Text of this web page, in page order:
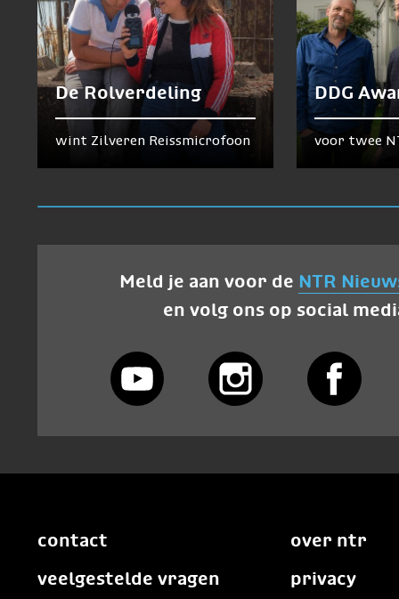
De Rolverdeling
wint Zilveren Reissmicrofoon
DDG
voor twee
Meld je aan voor de NTR
en volg ons op social
contact
veelgestelde vragen
over ntr
privacy